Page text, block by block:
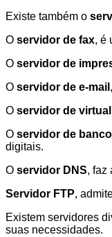
Existe também o
O servidor de fax, é
O servidor de
O servidor de e-mail
O servidor de
O servidor de
digitais.
O servidor DNS, faz
Servidor FTP,
Existem servidores
suas necessidades.